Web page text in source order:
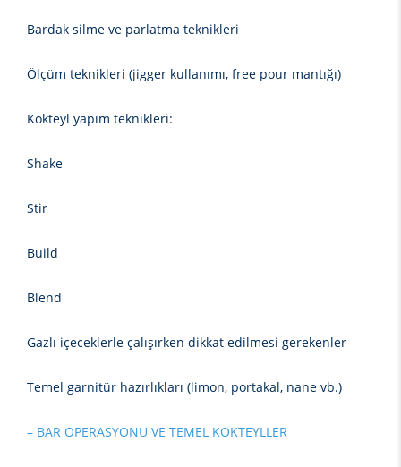
Bardak silme ve parlatma teknikleri
Ölçüm teknikleri (jigger kullanımı, free pour mantığı)
Kokteyl yapım teknikleri:
Shake
Stir
Build
Blend
Gazlı içeceklerle çalışırken dikkat edilmesi gerekenler
Temel garnitür hazırlıkları (limon, portakal, nane vb.)
– BAR OPERASYONU VE TEMEL KOKTEYLLER